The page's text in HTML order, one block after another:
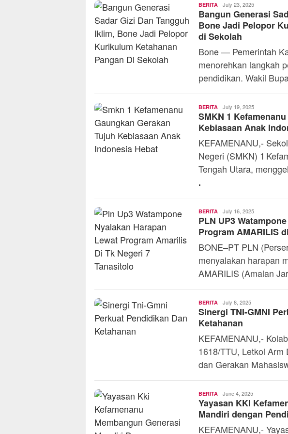
BERITA Admin
July 23, 2025
Bangun Generasi
Bone Jadi Pelopor
di Sekolah
Bone — Pemerintah
menorehkan langkah
pendidikan. Wakil
BERITA Ali
Kaba
July 19, 2025
SMKN 1
Kebiasaan Anak
KEFAMENANU,-
Negeri (SMKN) 1
Tengah Utara,
.
BERITA Admin
July 16, 2025
PLN UP3
Program AMARILIS
BONE–PT PLN
menyalakan harapan
AMARILIS (Amalan
BERITA Ali
Kaba
July 8, 2025
Sinergi TNI-GMNI
Ketahanan
KEFAMENANU,-
1618/TTU, Letkol
dan Gerakan
BERITA Ali
Kaba
June 4, 2025
Yayasan KKI
Mandiri dengan
KEFAMENANU,-